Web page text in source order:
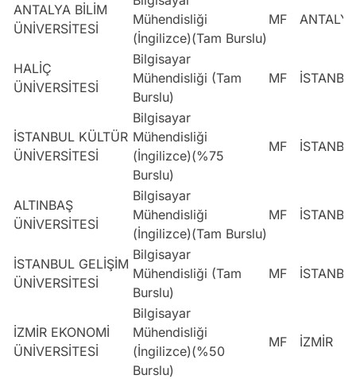
ANTALYA BİLİM
ÜNİVERSİTESİ
Mühendisliği
(İngilizce)(Tam Burslu)
MF ANTALYA
HALİÇ
ÜNİVERSİTESİ
Bilgisayar
Mühendisliği (Tam
Burslu)
MF
İSTANBUL KÜLTÜR
ÜNİVERSİTESİ
Bilgisayar
Mühendisliği
(İngilizce)(%75
Burslu)
MF
ALTINBAŞ
ÜNİVERSİTESİ
Bilgisayar
Mühendisliği
(İngilizce)(Tam Burslu)
MF
İSTANBUL GELİŞİM
ÜNİVERSİTESİ
Bilgisayar
Mühendisliği (Tam
Burslu)
MF
İZMİR EKONOMİ
ÜNİVERSİTESİ
Bilgisayar
Mühendisliği
(İngilizce)(%50
Burslu)
MF İZMİR